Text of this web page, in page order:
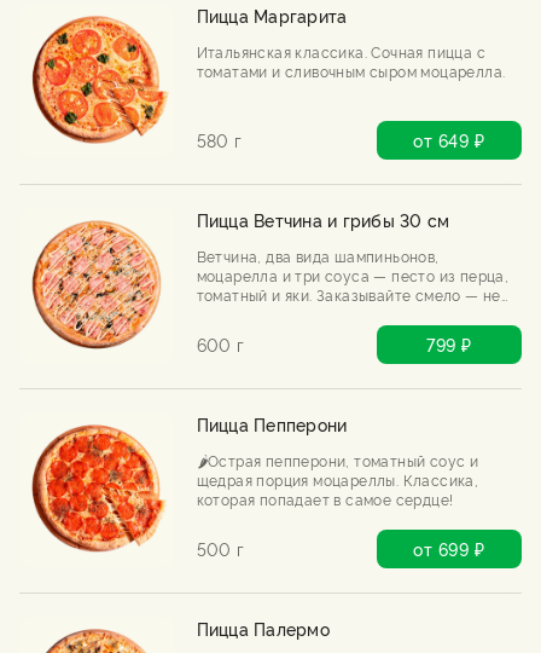
Пицца Маргарита
Итальянская классика. Сочная пицца с
томатами и сливочным сыром моцарелла.
580 г от 649 ₽
Пицца Ветчина и грибы 30 см
Ветчина, два вида шампиньонов,
моцарелла и три соуса — песто из перца,
томатный и яки. Заказывайте смело — не
600 г 799 ₽
Пицца Пепперони
🌶️Острая пепперони, томатный соус и
щедрая порция моцареллы. Классика,
которая попадает в самое сердце!
500 г от 699 ₽
Пицца Палермо